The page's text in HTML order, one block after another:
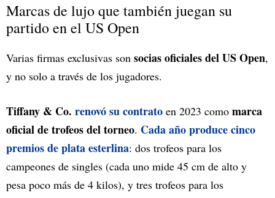
Marcas de lujo que también juegan su
partido en el US Open
Varias firmas exclusivas son socias oficiales del US Open,
y no solo a través de los jugadores.
Tiffany & Co. renovó su contrato en 2023 como marca
oficial de trofeos del torneo. Cada año produce cinco
premios de plata esterlina: dos trofeos para los
campeones de singles (cada uno mide 45 cm de alto y
pesa poco más de 4 kilos), y tres trofeos para los